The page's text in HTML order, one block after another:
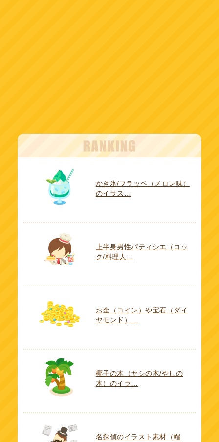
かき氷/フラッペ（メロン味）
のイラス…
上半身男性パティシエ（コッ
ク/料理人…
お金（コイン）や宝石（ダイ
ヤモンド）…
椰子の木（ヤシの木/やしの
木）のイラ…
名探偵のイラスト素材（帽